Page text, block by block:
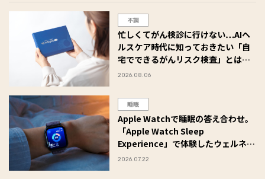
不調
忙しくてがん検診に行けない…AIヘ
ルスケア時代に知っておきたい「自
宅でできるがんリスク検査」とは
【前編】
2026.08.06
睡眠
Apple Watchで睡眠の答え合わせ。
「Apple Watch Sleep
Experience」で体験したウェルネス
ステイ
2026.07.22